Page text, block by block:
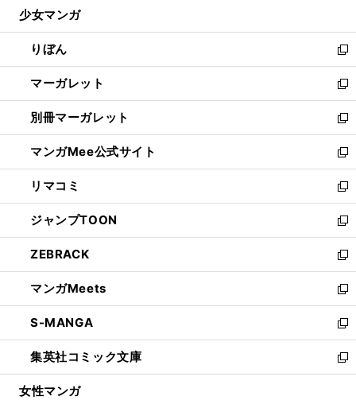
開
く
ウ
で
開
く
ン
ド
ウ
で
開
く
ウ
ィ
ン
ド
ウ
で
開
く
少女マンガ
りぼん
新
し
い
ウ
ィ
ン
ド
ウ
で
開
く
マーガレット
新
し
い
ウ
ィ
ン
ド
ウ
で
開
く
別冊マーガレット
新
し
い
ウ
ィ
ン
ド
ウ
で
開
く
マンガMee公式サイト
新
し
い
ウ
ィ
ン
ド
ウ
で
開
く
リマコミ
新
し
い
ウ
ィ
ン
ド
ウ
で
開
く
ジャンプTOON
新
し
い
ウ
ィ
ン
ド
ウ
で
開
ZEBRACK
新
し
い
ウ
ィ
ン
ド
ウ
マンガMeets
新
し
い
ウ
ィ
ン
S-MANGA
新
し
い
ウ
集英社コミック文庫
新
し
女性マンガ